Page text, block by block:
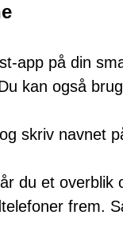
app på din
kan også
skriv navnet
du et overblik
frem.